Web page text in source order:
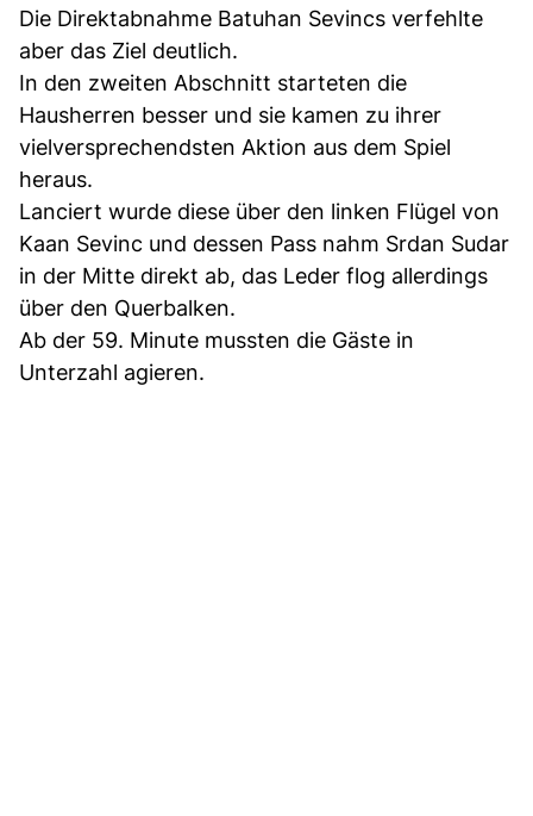
Die Direktabnahme Batuhan Sevincs verfehlte
aber das Ziel deutlich.
In den zweiten Abschnitt starteten die
Hausherren besser und sie kamen zu ihrer
vielversprechendsten Aktion aus dem Spiel
heraus.
Lanciert wurde diese über den linken Flügel von
Kaan Sevinc und dessen Pass nahm Srdan Sudar
in der Mitte direkt ab, das Leder flog allerdings
über den Querbalken.
Ab der 59. Minute mussten die Gäste in
Unterzahl agieren.